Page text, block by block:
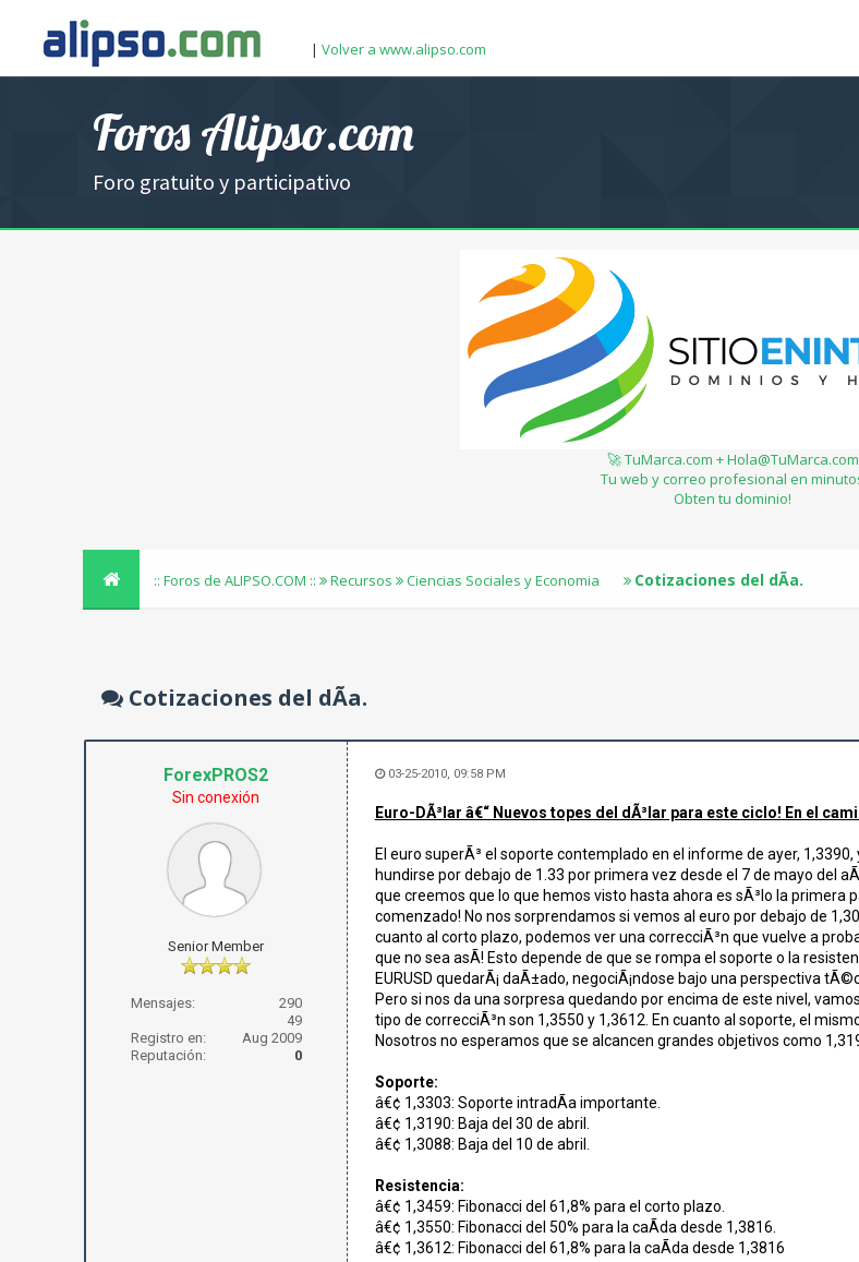
| Volver a www.alipso.com
Foros Alipso.com
Foro gratuito y participativo
🚀 TuMarca.com + Hola@TuMarca.com
Tu web y correo profesional en
Obten tu dominio!
:: Foros de ALIPSO.COM :: Recursos Ciencias Sociales y Economia Cotizaciones del dÃ­a.
Cotizaciones del dÃ­a.
ForexPROS2
Sin conexión
Senior Member
Mensajes:
290
49
Registro en:
Aug 2009
Reputación:
0
03-25-2010, 09:58 PM
Euro-DÃ³lar â€“ Nuevos topes del dÃ³lar para este ciclo! En el
El euro superÃ³ el soporte contemplado en el informe de ayer,
hundirse por debajo de 1.33 por primera vez desde el 7 de mayo del
que creemos que lo que hemos visto hasta ahora es sÃ³lo la
comenzado! No nos sorprendamos si vemos al euro por debajo de
cuanto al corto plazo, podemos ver una correcciÃ³n que vuelve a
que no sea asÃ­! Esto depende de que se rompa el soporte o la
EURUSD quedarÃ¡ daÃ±ado, negociÃ¡ndose bajo una perspectiva
Pero si nos da una sorpresa quedando por encima de este nivel,
tipo de correcciÃ³n son 1,3550 y 1,3612. En cuanto al soporte, el
Nosotros no esperamos que se alcancen grandes objetivos como
Soporte:
â€¢ 1,3303: Soporte intradÃ­a importante.
â€¢ 1,3190: Baja del 30 de abril.
â€¢ 1,3088: Baja del 10 de abril.
Resistencia:
â€¢ 1,3459: Fibonacci del 61,8% para el corto plazo.
â€¢ 1,3550: Fibonacci del 50% para la caÃ­da desde 1,3816.
â€¢ 1,3612: Fibonacci del 61,8% para la caÃ­da desde 1,3816